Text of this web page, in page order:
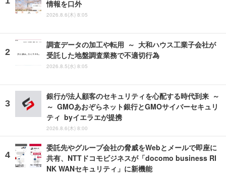
情報を口外
2026.8.6(木) 8:05
調査データの加工や転用 ～ 大和ハウス工業子会社が
受託した地盤調査業務で不適切行為
2026.8.5(水) 8:05
銀行が法人顧客のセキュリティを心配する時代到来 ～
～ GMOあおぞらネット銀行とGMOサイバーセキュリ
ティ byイエラエが提携
2026.8.6(木) 8:00
委託先やグループ会社の脅威をWebとメールで即座に
共有、NTTドコモビジネスが「docomo business RI
NK WANセキュリティ」に新機能